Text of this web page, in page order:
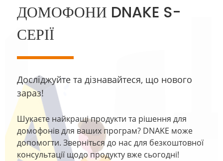
ДОМОФОНИ DNAKE S-
СЕРІЇ
Досліджуйте та дізнавайтеся, що нового
зараз!
Шукаєте найкращі продукти та рішення для
домофонів для ваших програм? DNAKE може
допомогти. Зверніться до нас для безкоштовної
консультації щодо продукту вже сьогодні!